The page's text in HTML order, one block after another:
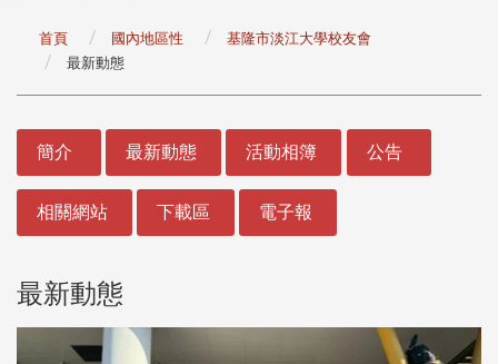
首頁 國內地區性
基隆市淡江大學校友會
最新動態
簡介 最新動態 活動相簿 公告
相關網站 下載區 電子報
最新動態